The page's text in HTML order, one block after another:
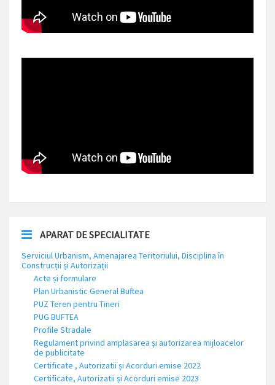
APARAT DE SPECIALITATE
Serviciul Urbanism, Amenajarea Teritoriului, Disciplina în
Construcții și Autorizații
Acte și formulare
Plan Urbanistic General Buftea
PUZ Teren pentru Tineri
PUG BUFTEA
Profile Stradale
Regulament privind amplasarea și autorizarea mijloacelor
de publicitate
Certificate , Autorizatii și Acorduri emise 2022
Certificate, Autorizatii și Acorduri emise 2023